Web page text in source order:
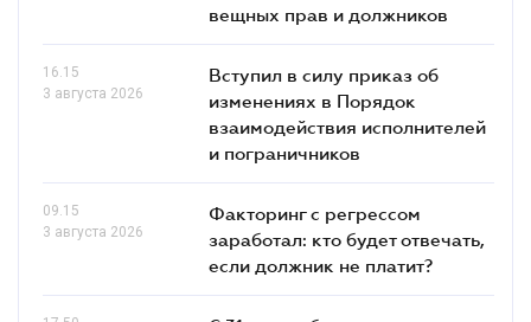
вещных прав и должников
16.15
3 августа 2026
Вступил в силу приказ об
изменениях в Порядок
взаимодействия исполнителей
и пограничников
09.15
3 августа 2026
Факторинг с регрессом
заработал: кто будет отвечать,
если должник не платит?